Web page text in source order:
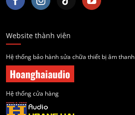
Website thành viên
Hệ thống bảo hành sửa chữa thiết bị âm thanh
Hệ thống cửa hàng